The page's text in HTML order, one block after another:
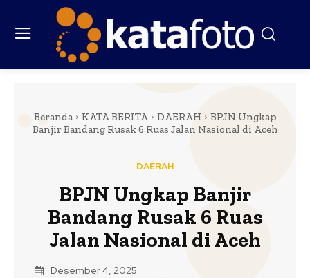
Beranda KATA BERITA DAERAH
BPJN Ungkap
Banjir Bandang Rusak 6 Ruas Jalan Nasional di Aceh
DAERAH
BPJN Ungkap Banjir
Bandang Rusak 6 Ruas
Jalan Nasional di Aceh
Desember 4, 2025